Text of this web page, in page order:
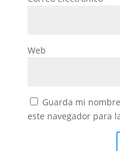
Web
Guarda mi
este navegador para